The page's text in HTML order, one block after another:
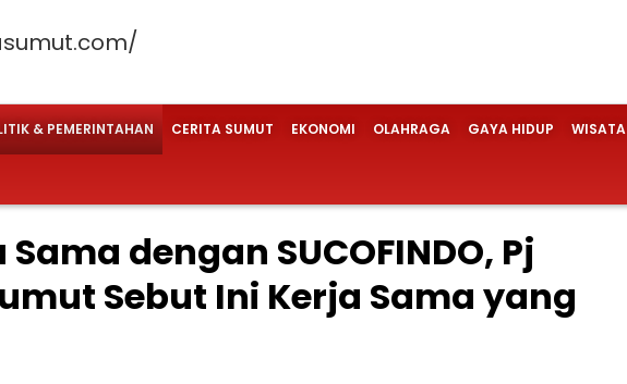
& PEMERINTAHAN CERITA SUMUT EKONOMI OLAHRAGA GAYA HIDUP WISATA
dengan SUCOFINDO, Pj
Sebut Ini Kerja Sama yang